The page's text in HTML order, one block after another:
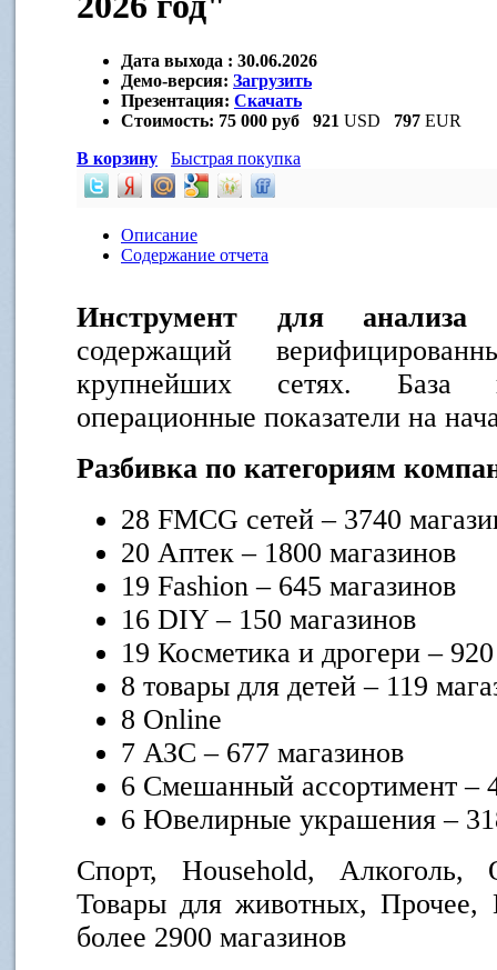
Дата выхода : 30.06.2026
Демо-версия: Загрузить
Презентация: Скачать
Стоимость: 75 000 руб 921 USD 797 EUR
В корзину
Быстрая покупка
Описание
Содержание отчета
Инструмент для анализа
содержащий
крупнейших сетях. База
операционные показатели на
Разбивка по категориям
28 FMCG сетей – 3740
20 Аптек – 1800 магазинов
19 Fashion – 645 магазинов
16 DIY – 150 магазинов
19 Косметика и дрогери –
8 товары для детей – 119
8 Online
7 АЗС – 677 магазинов
6 Смешанный ассортимент –
6 Ювелирные украшения –
Спорт, Household, Алкоголь,
Товары для животных, Прочее,
более 2900 магазинов